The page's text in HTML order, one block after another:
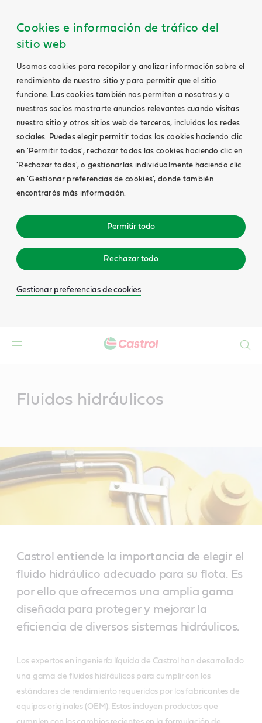
Cookies e información de tráfico del
sitio web
Usamos cookies para recopilar y analizar información sobre el
rendimiento de nuestro sitio y para permitir que el sitio
funcione. Las cookies también nos permiten a nosotros y a
nuestros socios mostrarte anuncios relevantes cuando visitas
nuestro sitio y otros sitios web de terceros, incluidas las redes
sociales. Puedes elegir permitir todas las cookies haciendo clic
en 'Permitir todas', rechazar todas las cookies haciendo clic en
'Rechazar todas', o gestionarlas individualmente haciendo clic
en 'Gestionar preferencias de cookies', donde también
encontrarás más información.
Permitir todo
Rechazar todo
Gestionar preferencias de cookies
Fluidos hidráulicos
Castrol entiende la importancia de elegir el
fluido hidráulico adecuado para su flota. Es
por ello que ofrecemos una amplia gama
diseñada para proteger y mejorar la
eficiencia de diversos sistemas hidráulicos.
Los expertos en ingeniería líquida de Castrol han desarrollado
una gama de fluidos hidráulicos para cumplir con los
estándares de rendimiento requeridos por los fabricantes de
equipos originales (OEM). Estos incluyen productos que